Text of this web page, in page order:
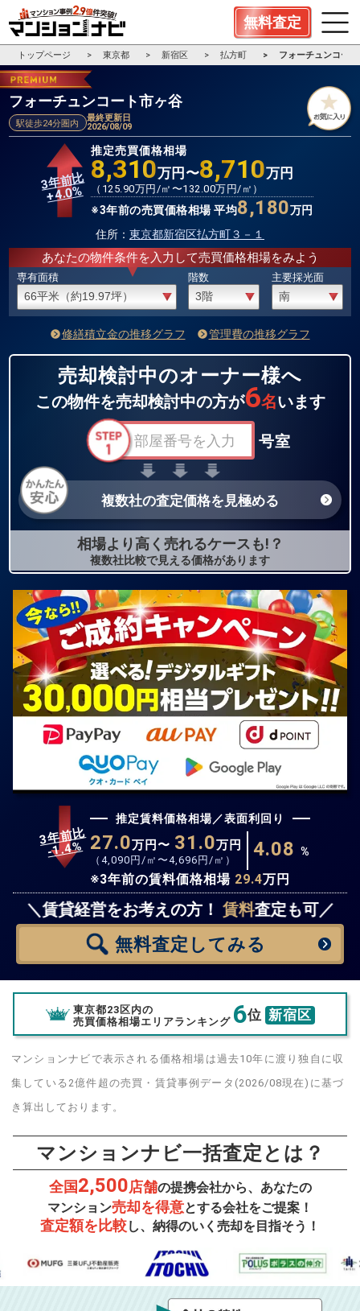
無料査定
トップページ 東京都 新宿区 払方町 フォーチュンコー
フォーチュンコート市ヶ谷
駅徒歩24分圏内
最終更新日
2026/08/09
3年前比
+4.0%
推定売買価格相場
8,310万円〜8,710万円
（ 125.90万円/㎡〜132.00万円/㎡）
※3年前の売買価格相場 平均8,180万円
住所： 東京都新宿区払方町３－１
あなたの物件条件を入力して売買価格相場をみよう
専有面積 階数 主要採光面
修繕積立金の推移グラフ 管理費の推移グラフ
売却検討中のオーナー様へ
この物件を売却検討中の方が6名います
号室
複数社の査定価格を見極める
相場より高く売れるケースも!？
複数社比較で見える価格があります
3年前比
-1.4%
推定賃料価格相場／表面利回り
27.0万円〜 31.0万円
（ 4,090 円/㎡〜4,696 円/㎡） 4.08 %
※3年前の賃料価格相場 29.4万円
＼賃貸経営をお考えの方！ 賃料査定も可／
無料査定 してみる
無料査定スタート！
東京都23区内の
売買価格相場エリアランキング 6位 新宿区
マンションナビで表示される価格相場は過去10年に渡り独自に収
集している2億件超の売買・賃貸事例データ(2026/08現在)に基づ
き算出しております。
マンションナビ一括査定とは？
全国2,500店舗の提携会社から、あなたの
マンション売却を得意とする会社をご提案！
査定額を比較し、納得のいく売却を目指そう！